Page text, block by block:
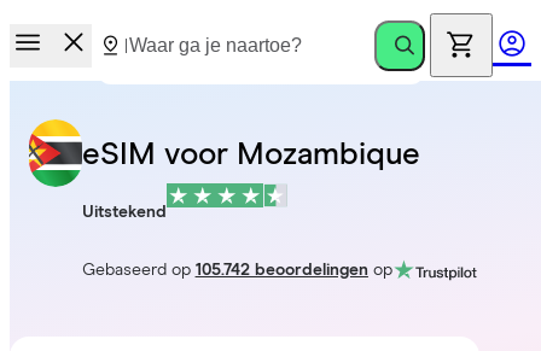
eSIM voor Mozambique
Uitstekend
Gebaseerd op 105.742 beoordelingen op